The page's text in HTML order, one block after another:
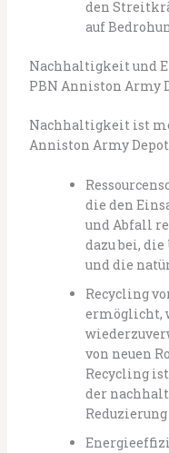
den
auf
Nachhaltigkeit und
PBN Anniston Army
Nachhaltigkeit ist
Anniston Army Depot
die den
und Abfall
dazu bei,
und die
Recycling
ermöglicht,
von neuen
Recycling
der